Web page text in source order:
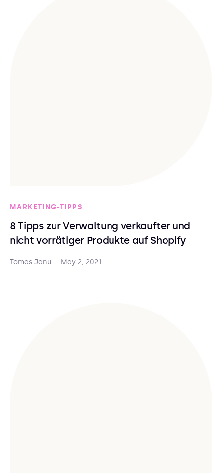
MARKETING-TIPPS
8 Tipps zur Verwaltung verkaufter und
nicht vorrätiger Produkte auf Shopify
Tomas Janu May 2, 2021